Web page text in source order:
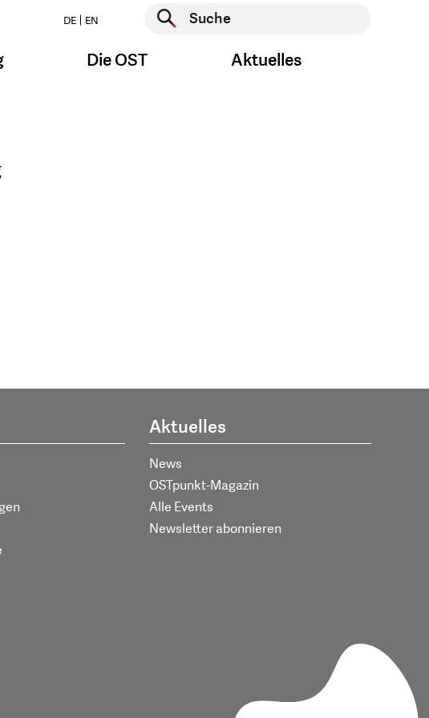
DE EN
Suche starten
Die OST Aktuelles
Aktuelles
News
OSTpunkt-Magazin
Alle Events
Newsletter abonnieren